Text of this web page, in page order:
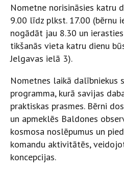
Nometne norisināsies katru
9.00 līdz plkst. 17.00 (bērnu
nogādāt jau 8.30 un
tikšanās vieta katru dienu
Jelgavas ielā 3).
Nometnes laikā dalībniekus
programma, kurā savijas
praktiskas prasmes. Bērni
un apmeklēs Baldones
kosmosa noslēpumus un
komandu aktivitātēs,
koncepcijas.